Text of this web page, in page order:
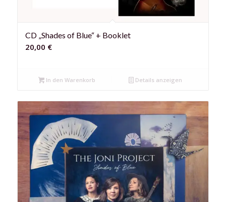
CD „Shades of Blue“ + Booklet
20,00 €
In den Warenkorb Details anzeigen